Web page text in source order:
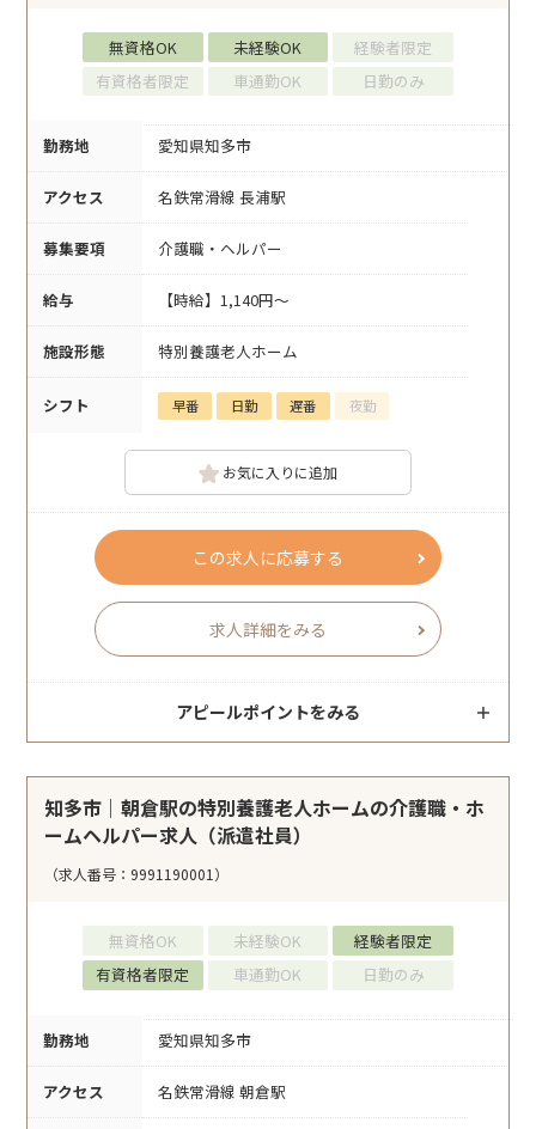
無資格OK 未経験OK
経験者限定
有資格者限定
車通勤OK 日勤のみ
勤務地 愛知県知多市
アクセス 名鉄常滑線 長浦駅
募集要項 介護職・ヘルパー
給与 【時給】1,140円～
施設形態 特別養護老人ホーム
シフト 早番 日勤 遅番 夜勤
お気に入りに追加
この求人に応募する
求人詳細をみる
アピールポイントをみる
知多市｜朝倉駅の特別養護老人ホームの介護職・ホ
ームヘルパー求人（派遣社員）
（求人番号：9991190001）
無資格OK 未経験OK
経験者限定
有資格者限定
車通勤OK 日勤のみ
勤務地 愛知県知多市
アクセス 名鉄常滑線 朝倉駅